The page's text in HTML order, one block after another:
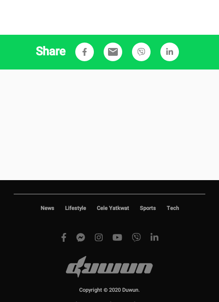
Share email
News Lifestyle Cele Yatkwat Sports Tech
Copyright © 2020 Duwun.